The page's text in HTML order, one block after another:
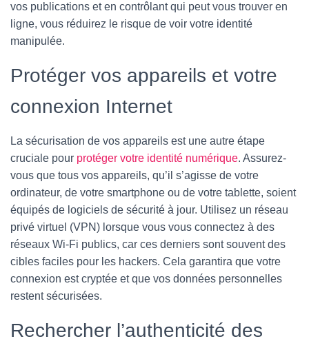
vos publications et en contrôlant qui peut vous trouver en
ligne, vous réduirez le risque de voir votre identité
manipulée.
Protéger vos appareils et votre
connexion Internet
La sécurisation de vos appareils est une autre étape
cruciale pour protéger votre identité numérique. Assurez-
vous que tous vos appareils, qu’il s’agisse de votre
ordinateur, de votre smartphone ou de votre tablette, soient
équipés de logiciels de sécurité à jour. Utilisez un réseau
privé virtuel (VPN) lorsque vous vous connectez à des
réseaux Wi-Fi publics, car ces derniers sont souvent des
cibles faciles pour les hackers. Cela garantira que votre
connexion est cryptée et que vos données personnelles
restent sécurisées.
Rechercher l’authenticité des